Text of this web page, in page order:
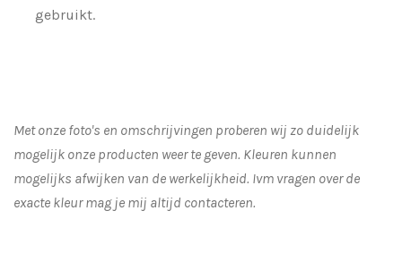
gebruikt.
Met onze foto's en omschrijvingen proberen wij zo duidelijk
mogelijk onze producten weer te geven. Kleuren kunnen
mogelijks afwijken van de werkelijkheid. Ivm vragen over de
exacte kleur mag je mij altijd contacteren.